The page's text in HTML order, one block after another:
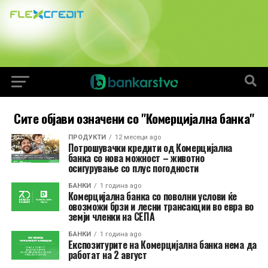
Сите објави означени со "Комерцијална банка"
ПРОДУКТИ 12 месеци ago
Потрошувачки кредити од Комерцијална
банка со нова можност – животно
осигурување со плус погодности
БАНКИ 1 година ago
Комерцијална банка со поволни услови ќе
овозможи брзи и лесни трансакции во евра во
земји членки на СЕПА
БАНКИ 1 година ago
Експозитурите на Комерцијална банка нема да
работат на 2 август